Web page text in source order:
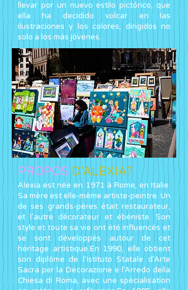
llevar por un nuevo estilo pictórico, que
ella ha decidido volcar en las
ilustraciones y los colores, dirigidos no
solo a los más jóvenes.
PROPOSD’ALEXIA?
A lexia est née en 1971 à Rome, en Italie.
Sa mère est elle-même artiste-peintre. Un
de ses grands-pères était restaurateur,
et l'autre décorateur et ébéniste. Son
style et toute sa vie ont été influencés et
se sont développés autour de cet
héritage artistique.En 1990, elle obtient
son diplôme de l’Istituto Statale d’Arte
Sacra per la Decorazione e l’Arredo della
Chiesa di Roma, avec une spécialisation